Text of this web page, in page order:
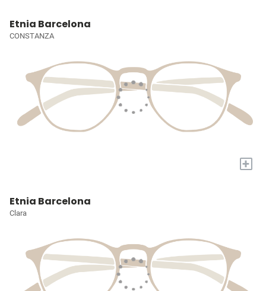
Etnia Barcelona
CONSTANZA
+
Etnia Barcelona
Clara